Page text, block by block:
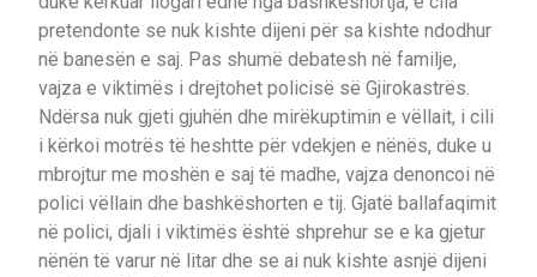
pretendonte se nuk kishte dijeni për sa kishte ndodhur
në banesën e saj. Pas shumë debatesh në familje,
vajza e viktimës i drejtohet policisë së Gjirokastrës.
Ndërsa nuk gjeti gjuhën dhe mirëkuptimin e vëllait, i cili
i kërkoi motrës të heshtte për vdekjen e nënës, duke u
mbrojtur me moshën e saj të madhe, vajza denoncoi në
polici vëllain dhe bashkëshorten e tij. Gjatë ballafaqimit
në polici, djali i viktimës është shprehur se e ka gjetur
nënën të varur në litar dhe se ai nuk kishte asnjë dijeni